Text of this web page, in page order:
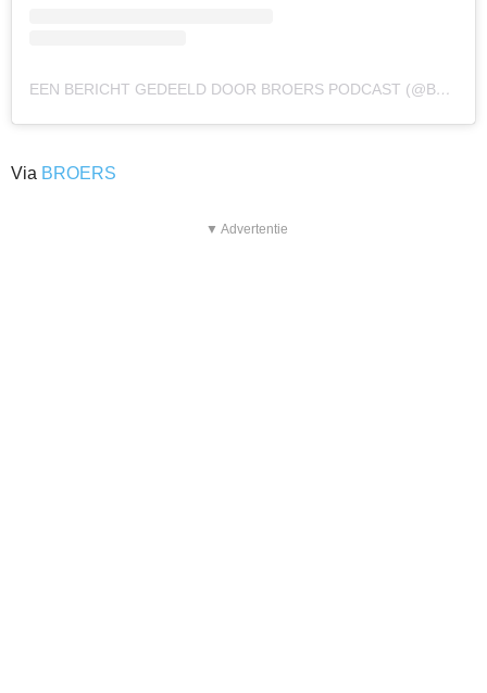
EEN BERICHT GEDEELD DOOR BROERS PODCAST (@BROERSPODCAST)
Via BROERS
▼ Advertentie